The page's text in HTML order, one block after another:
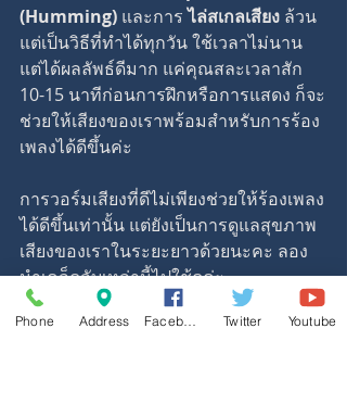
(Humming) และการ ไล่สเกลเสียง ล้วน
แต่เป็นวิธีที่ทำได้ทุกวัน ใช้เวลาไม่นาน
แต่ได้ผลลัพธ์ดีมาก แค่คุณสละเวลาสัก
10-15 นาทีก่อนการฝึกหรือการแสดง ก็จะ
ช่วยให้เสียงของเราพร้อมสำหรับการร้อง
เพลงได้ดีขึ้นค่ะ
การวอร์มเสียงที่ดีไม่เพียงช่วยให้ร้องเพลง
ได้ดีขึ้นเท่านั้น แต่ยังเป็นการดูแลสุขภาพ
เสียงของเราในระยะยาวด้วยนะคะ ลอง
นำเคล็ดลับเหล่านี้ไปใช้ดูค่ะ
มีการวอร์มเสียงที่หลากหลายสำหรับ
Phone Address Twitter Youtube